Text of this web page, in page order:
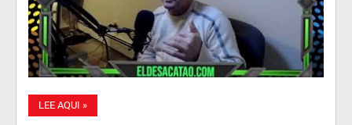
LEE AQUI »